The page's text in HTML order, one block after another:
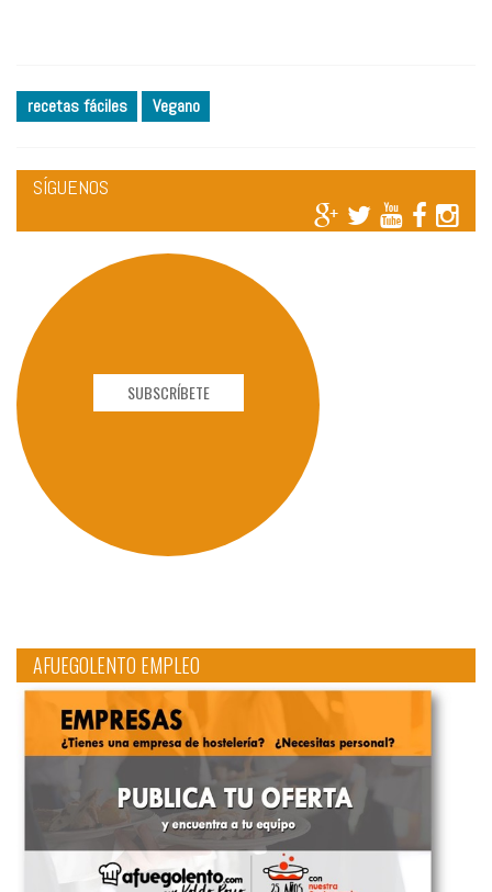
recetas fáciles Vegano
SÍGUENOS
SUBSCRÍBETE
AFUEGOLENTO EMPLEO